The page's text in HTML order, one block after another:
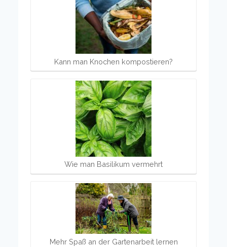
Kann man Knochen kompostieren?
Wie man Basilikum vermehrt
Mehr Spaß an der Gartenarbeit lernen